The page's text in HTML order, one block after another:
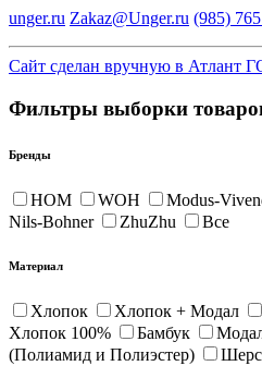
unger.ru Zakaz@Unger.ru (985)
Сайт сделан вручную в Атлант
Фильтры выборки
Бренды
HOM WOH Modus-
Nils-Bohner
ZhuZhu Все
Материал
Хлопок Хлопок + Модал
Хлопок 100%
Бамбук
(Полиамид и Полиэстер)